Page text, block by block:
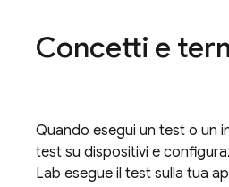
Concetti e
Quando esegui un test o un
test su dispositivi e
Lab esegue il test sulla tua